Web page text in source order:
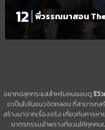
พี่วรรณมาสอน
อยากปลุกกระแสสำหรับคนชอบดูรีวิ
จะเป็นไปในแนวจิตหลอน ที่สามารถ
สร้างมาจากเรื่องจริง เกี่ยวกับการห
ฆาตรกรรมอำพรางที่ชวนให้ทุกคน